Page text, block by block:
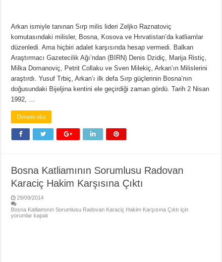
Arkan ismiyle tanınan Sırp milis lideri Zeljko Raznatoviç
komutasındaki milisler, Bosna, Kosova ve Hırvatistan’da katliamlar
düzenledi. Ama hiçbiri adalet karşısında hesap vermedi. Balkan
Araştırmacı Gazetecilik Ağı’ndan (BIRN) Denis Dzidiç, Marija Ristiç,
Milka Domanoviç, Petrit Collaku ve Sven Milekiç, Arkan’ın Milislerini
araştırdı. Yusuf Trbiç, Arkan’ı ilk defa Sırp güçlerinin Bosna’nın
doğusundaki Bijeljina kentini ele geçirdiği zaman gördü. Tarih 2 Nisan
1992, …
Devamı oku
Bosna Katliamının Sorumlusu Radovan
Karaciç Hakim Karşısına Çıktı
29/09/2014
Bosna Katliamının Sorumlusu Radovan Karaciç Hakim Karşısına Çıktı için
yorumlar kapalı